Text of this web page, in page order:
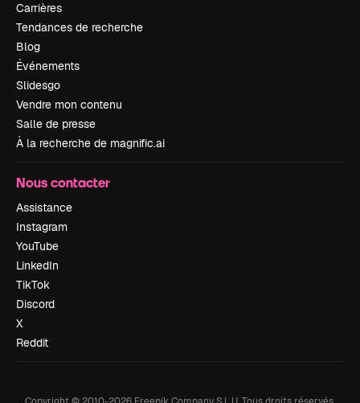
Carrières
Tendances de recherche
Blog
Événements
Slidesgo
Vendre mon contenu
Salle de presse
À la recherche de magnific.ai
Nous contacter
Assistance
Instagram
YouTube
LinkedIn
TikTok
Discord
X
Reddit